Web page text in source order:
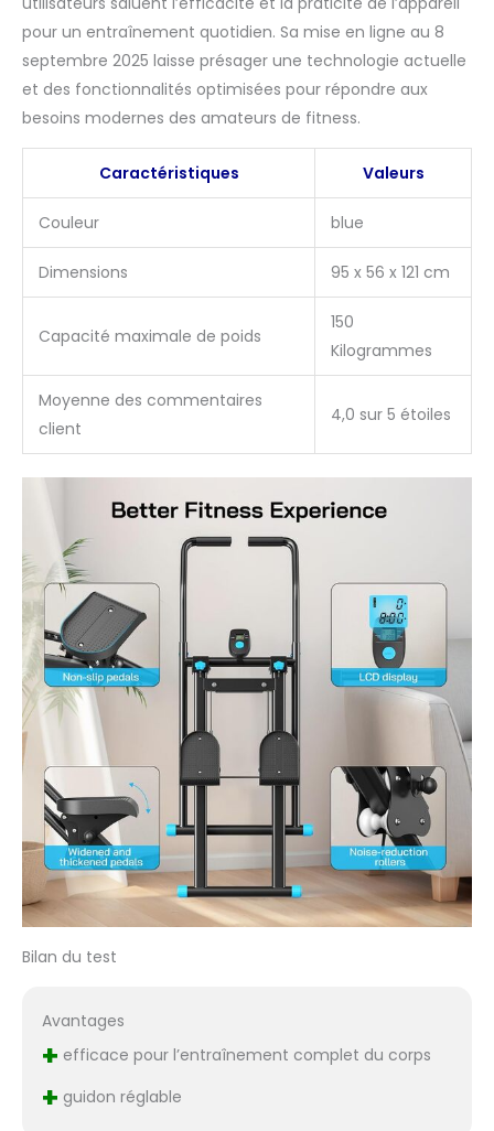
pour un entraînement quotidien. Sa mise en ligne au 8
septembre 2025 laisse présager une technologie actuelle
et des fonctionnalités optimisées pour répondre aux
besoins modernes des amateurs de fitness.
Caractéristiques Valeurs
Couleur blue
Dimensions 95 x 56 x 121 cm
Capacité maximale de poids
150
Kilogrammes
Moyenne des commentaires
client
4,0 sur 5 étoiles
Bilan du test
Avantages
+ efficace pour l’entraînement complet du corps
+ guidon réglable